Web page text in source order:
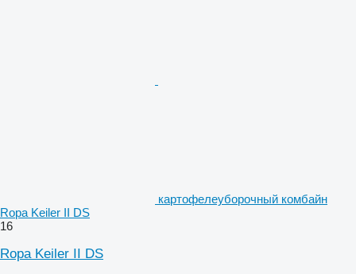
картофелеуборочный комбайн
Ropa Keiler II DS
16
Ropa Keiler II DS